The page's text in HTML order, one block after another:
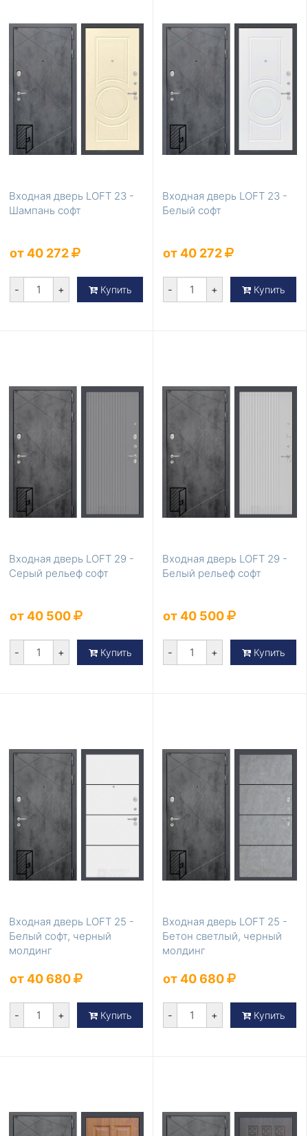
Входная дверь LOFT 23 -
Шампань софт
от 40 272
- + Купить
Входная дверь LOFT 23 -
Белый софт
от 40 272
- + Купить
Входная дверь LOFT 29 -
Серый рельеф софт
от 40 500
- + Купить
Входная дверь LOFT 29 -
Белый рельеф софт
от 40 500
- + Купить
Входная дверь LOFT 25 -
Белый софт, черный
молдинг
от 40 680
- + Купить
Входная дверь LOFT 25 -
Бетон светлый, черный
молдинг
от 40 680
- + Купить